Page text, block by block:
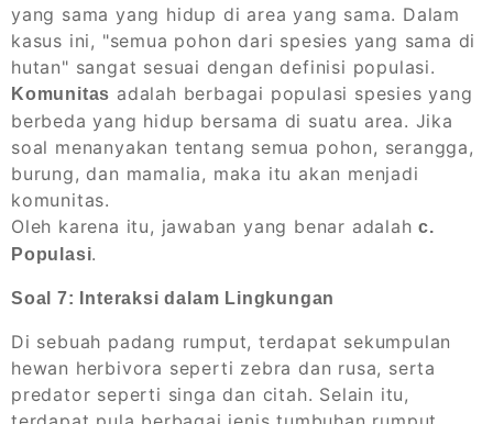
yang sama yang hidup di area yang sama. Dalam
kasus ini, "semua pohon dari spesies yang sama di
hutan" sangat sesuai dengan definisi populasi.
Komunitas adalah berbagai populasi spesies yang
berbeda yang hidup bersama di suatu area. Jika
soal menanyakan tentang semua pohon, serangga,
burung, dan mamalia, maka itu akan menjadi
komunitas.
Oleh karena itu, jawaban yang benar adalahc.
Populasi.
Soal 7: Interaksi dalam Lingkungan
Di sebuah padang rumput, terdapat sekumpulan
hewan herbivora seperti zebra dan rusa, serta
predator seperti singa dan citah. Selain itu,